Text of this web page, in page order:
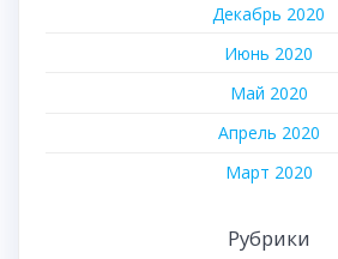
Декабрь 2020
Июнь 2020
Май 2020
Апрель 2020
Март 2020
Рубрики